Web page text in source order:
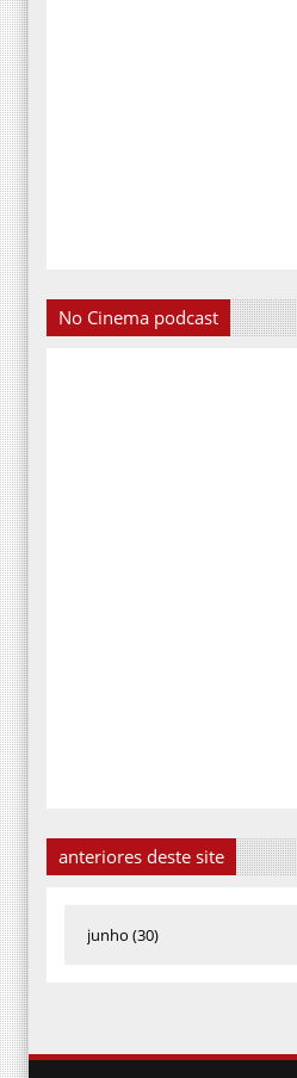
No Cinema podcast
anteriores deste site